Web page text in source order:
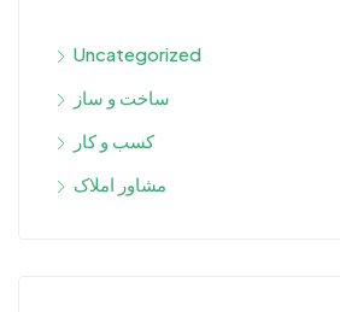
Uncategorized
ساخت و ساز
کسب و کار
مشاور املاک